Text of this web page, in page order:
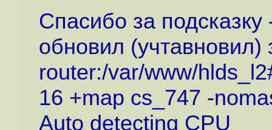
Спасибо за подсказку
обновил (учтавновил)
router:/var/www/
16 +map cs_747 -
Auto detecting CPU